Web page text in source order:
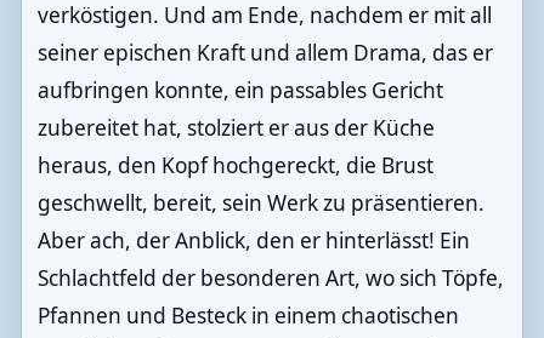
verköstigen. Und am Ende, nachdem er mit all
seiner epischen Kraft und allem Drama, das er
aufbringen konnte, ein passables Gericht
zubereitet hat, stolziert er aus der Küche
heraus, den Kopf hochgereckt, die Brust
geschwellt, bereit, sein Werk zu präsentieren.
Aber ach, der Anblick, den er hinterlässt! Ein
Schlachtfeld der besonderen Art, wo sich Töpfe,
Pfannen und Besteck in einem chaotischen